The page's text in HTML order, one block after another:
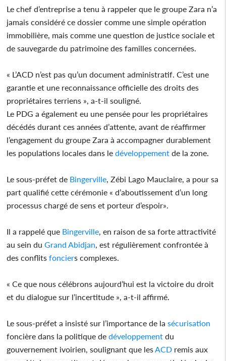
Le chef d’entreprise a tenu à rappeler que le groupe Zara n’a
jamais considéré ce dossier comme une simple opération
immobilière, mais comme une question de justice sociale et
de sauvegarde du patrimoine des familles concernées.
« L’ACD n’est pas qu’un document administratif. C’est une
garantie et une reconnaissance officielle des droits des
propriétaires terriens », a-t-il souligné.
Le PDG a également eu une pensée pour les propriétaires
décédés durant ces années d’attente, avant de réaffirmer
l’engagement du groupe Zara à accompagner durablement
les populations locales dans le développement de la zone.
Le sous-préfet de Bingerville , Zébi Lago Mauclaire, a pour sa
part qualifié cette cérémonie « d’aboutissement d’un long
processus chargé de sens et porteur d’espoir».
Il a rappelé que Bingerville , en raison de sa forte attractivité
au sein du Grand Abidjan , est régulièrement confrontée à
des conflits fonciers complexes.
« Ce que nous célébrons aujourd’hui est la victoire du droit
et du dialogue sur l’incertitude », a-t-il affirmé.
Le sous-préfet a insisté sur l’importance de la sécurisation
foncière dans la politique de développement du
gouvernement ivoirien, soulignant que les ACD remis aux